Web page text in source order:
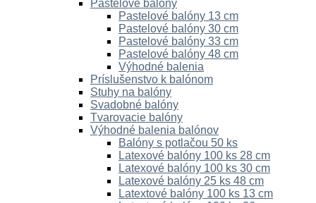
Pastelové balóny
Pastelové balóny 13 cm
Pastelové balóny 30 cm
Pastelové balóny 33 cm
Pastelové balóny 48 cm
Výhodné balenia
Príslušenstvo k balónom
Stuhy na balóny
Svadobné balóny
Tvarovacie balóny
Výhodné balenia balónov
Balóny s potlačou 50 ks
Latexové balóny 100 ks 28 cm
Latexové balóny 100 ks 30 cm
Latexové balóny 25 ks 48 cm
Latextové balóny 100 ks 13 cm